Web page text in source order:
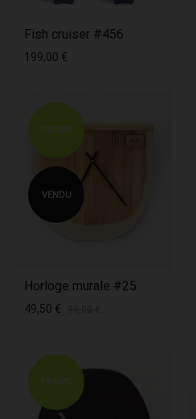
Fish cruiser #456
199,00 €
PROMO
VENDU
Horloge murale #25
49,50 €
PROMO